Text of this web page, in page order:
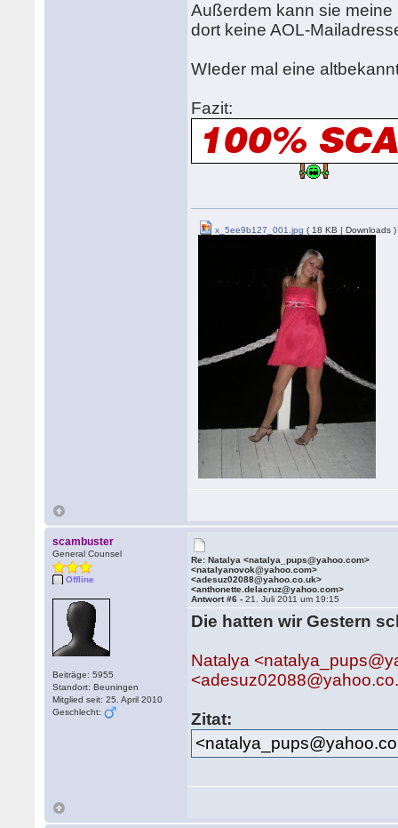
Außerdem kann sie
dort keine AOL-
WIeder mal eine
Fazit:
x_5ee9b127_001.jpg ( 18 KB | Downloads )
scambuster
General Counsel
Offline
Beiträge: 5955
Standort: Beuningen
Mitglied seit: 25. April 2010
Geschlecht:
Re: Natalya <natalya_pups@yahoo.com>
<natalyanovok@yahoo.com>
<adesuz02088@yahoo.co.uk>
<anthonette.delacruz@yahoo.com>
Antwort #6 -21. Juli 2011 um 19:15
Die hatten wir Gestern
Natalya
Zitat: